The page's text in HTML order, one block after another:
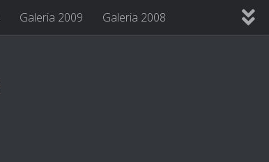
Galeria 2009 Galeria 2008